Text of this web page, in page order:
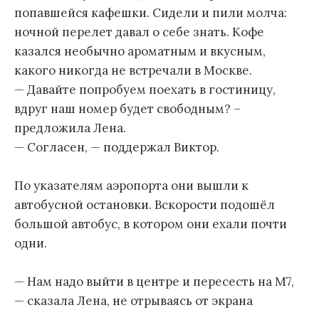
попавшейся кафешки. Сидели и пили молча:
ночной перелет давал о себе знать. Кофе
казался необычно ароматным и вкусным,
какого никогда не встречали в Москве.
— Давайте попробуем поехать в гостиницу,
вдруг наш номер будет свободным? –
предложила Лена.
— Согласен, — поддержал Виктор.
По указателям аэропорта они вышли к
автобусной остановки. Вскорости подошёл
большой автобус, в котором они ехали почти
одни.
— Нам надо выйти в центре и пересесть на М7,
— сказала Лена, не отрываясь от экрана